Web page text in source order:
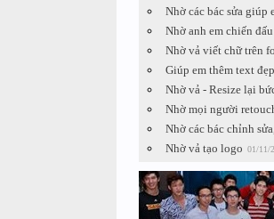
Nhờ các bác sửa giúp
Nhờ anh em chiến
Nhờ vả viết chữ trên
Giúp em thêm text
Nhờ vả - Resize lại
Nhờ mọi người
Nhờ các bác chỉnh
Nhờ vả tạo logo 01/11/